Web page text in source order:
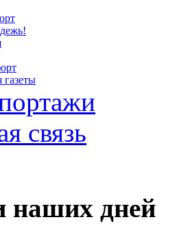
газеты
связь
наших дней